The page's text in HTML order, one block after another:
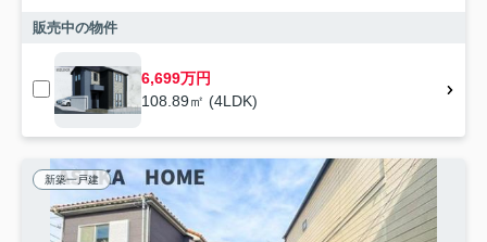
販売中の物件
6,699万円
108.89㎡ (4LDK)
新築一戸建